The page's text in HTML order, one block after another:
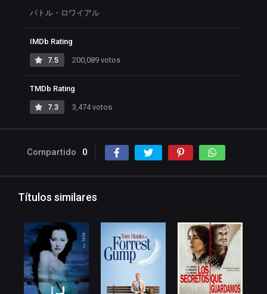
バトル・ロワイアル
IMDb Rating
7.5 200,089 votos
TMDb Rating
7.3 3,474 votos
Compartido 0
Títulos similares